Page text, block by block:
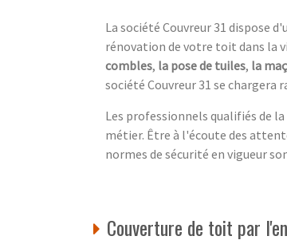
La société Couvreur 31 dispose
rénovation de votre toit dans la
combles, la pose de tuiles, la
société Couvreur 31 se chargera
Les professionnels qualifiés de
métier. Être à l'écoute des
normes de sécurité en vigueur
Couverture de toit par